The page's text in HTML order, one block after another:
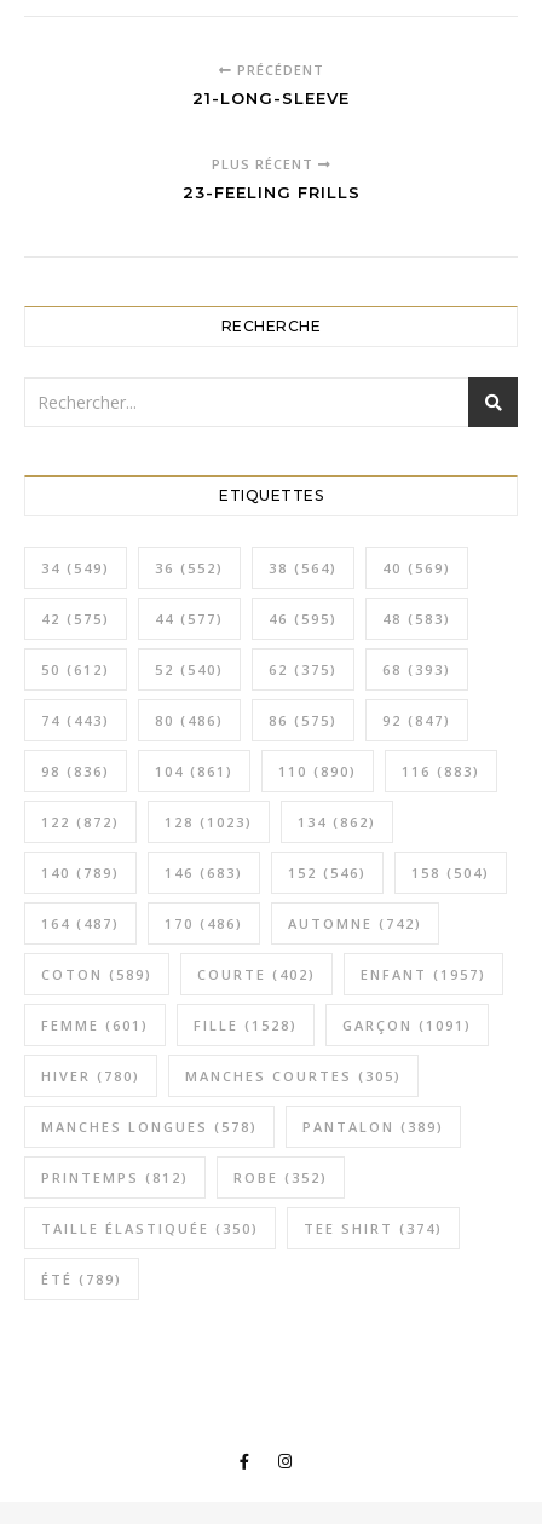
PRÉCÉDENT
21-LONG-SLEEVE
PLUS RÉCENT
23-FEELING FRILLS
RECHERCHE
ETIQUETTES
34 (549) 36 (552) 38 (564) 40 (569)
42 (575) 44 (577) 46 (595) 48 (583)
50 (612) 52 (540) 62 (375) 68 (393)
74 (443) 80 (486) 86 (575) 92 (847)
98 (836) 104 (861) 110 (890) 116 (883)
122 (872) 128 (1023) 134 (862)
140 (789) 146 (683) 152 (546) 158 (504)
164 (487) 170 (486) AUTOMNE (742)
COTON (589) COURTE (402) ENFANT (1957)
FEMME (601) FILLE (1528) GARÇON (1091)
HIVER (780) MANCHES COURTES (305)
MANCHES LONGUES (578) PANTALON (389)
PRINTEMPS (812) ROBE (352)
TAILLE ÉLASTIQUÉE (350) TEE SHIRT (374)
ÉTÉ (789)